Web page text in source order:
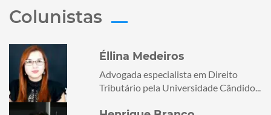
Colunistas
Éllina Medeiros
Advogada especialista em Direito
Tributário pela Universidade Cândido...